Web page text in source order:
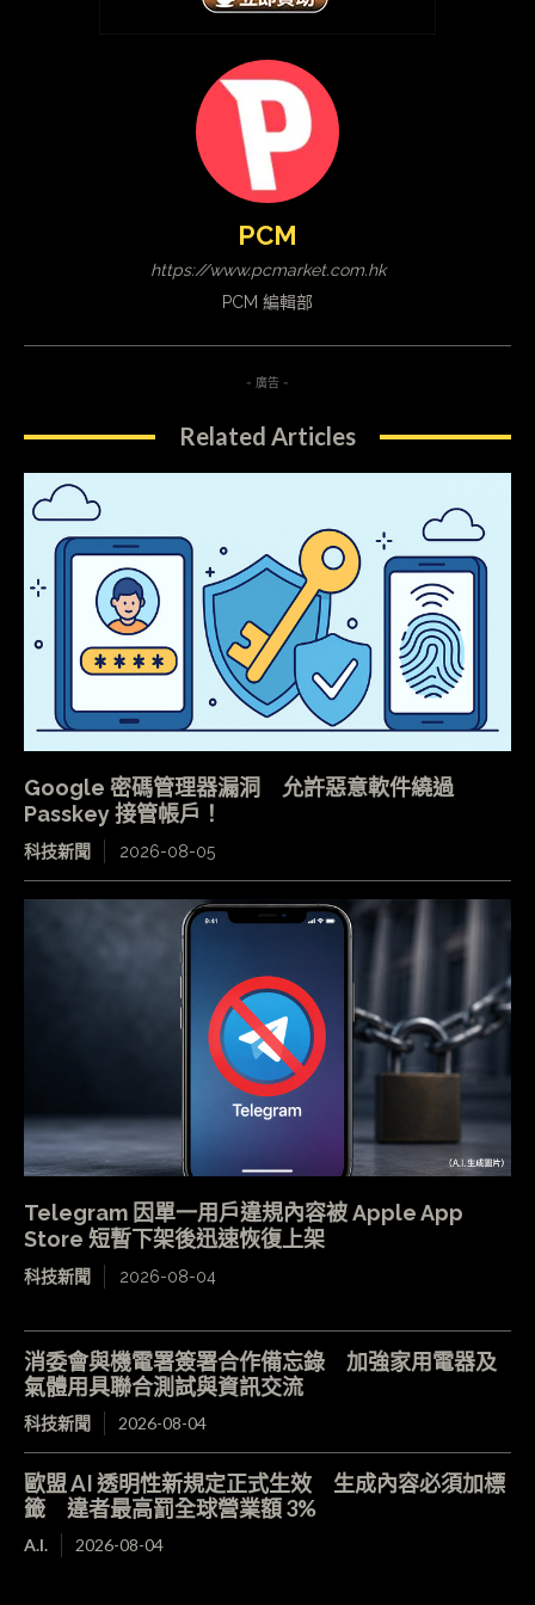
PCM
https://www.pcmarket.com.hk
PCM 編輯部
- 廣告 -
Related Articles
Google 密碼管理器漏洞 允許惡意軟件繞過
Passkey 接管帳戶！
科技新聞 2026-08-05
Telegram 因單一用戶違規內容被 Apple App
Store 短暫下架後迅速恢復上架
科技新聞 2026-08-04
消委會與機電署簽署合作備忘錄 加強家用電器及
氣體用具聯合測試與資訊交流
科技新聞 2026-08-04
歐盟 AI 透明性新規定正式生效 生成內容必須加標
籤 違者最高罰全球營業額 3%
A.I. 2026-08-04